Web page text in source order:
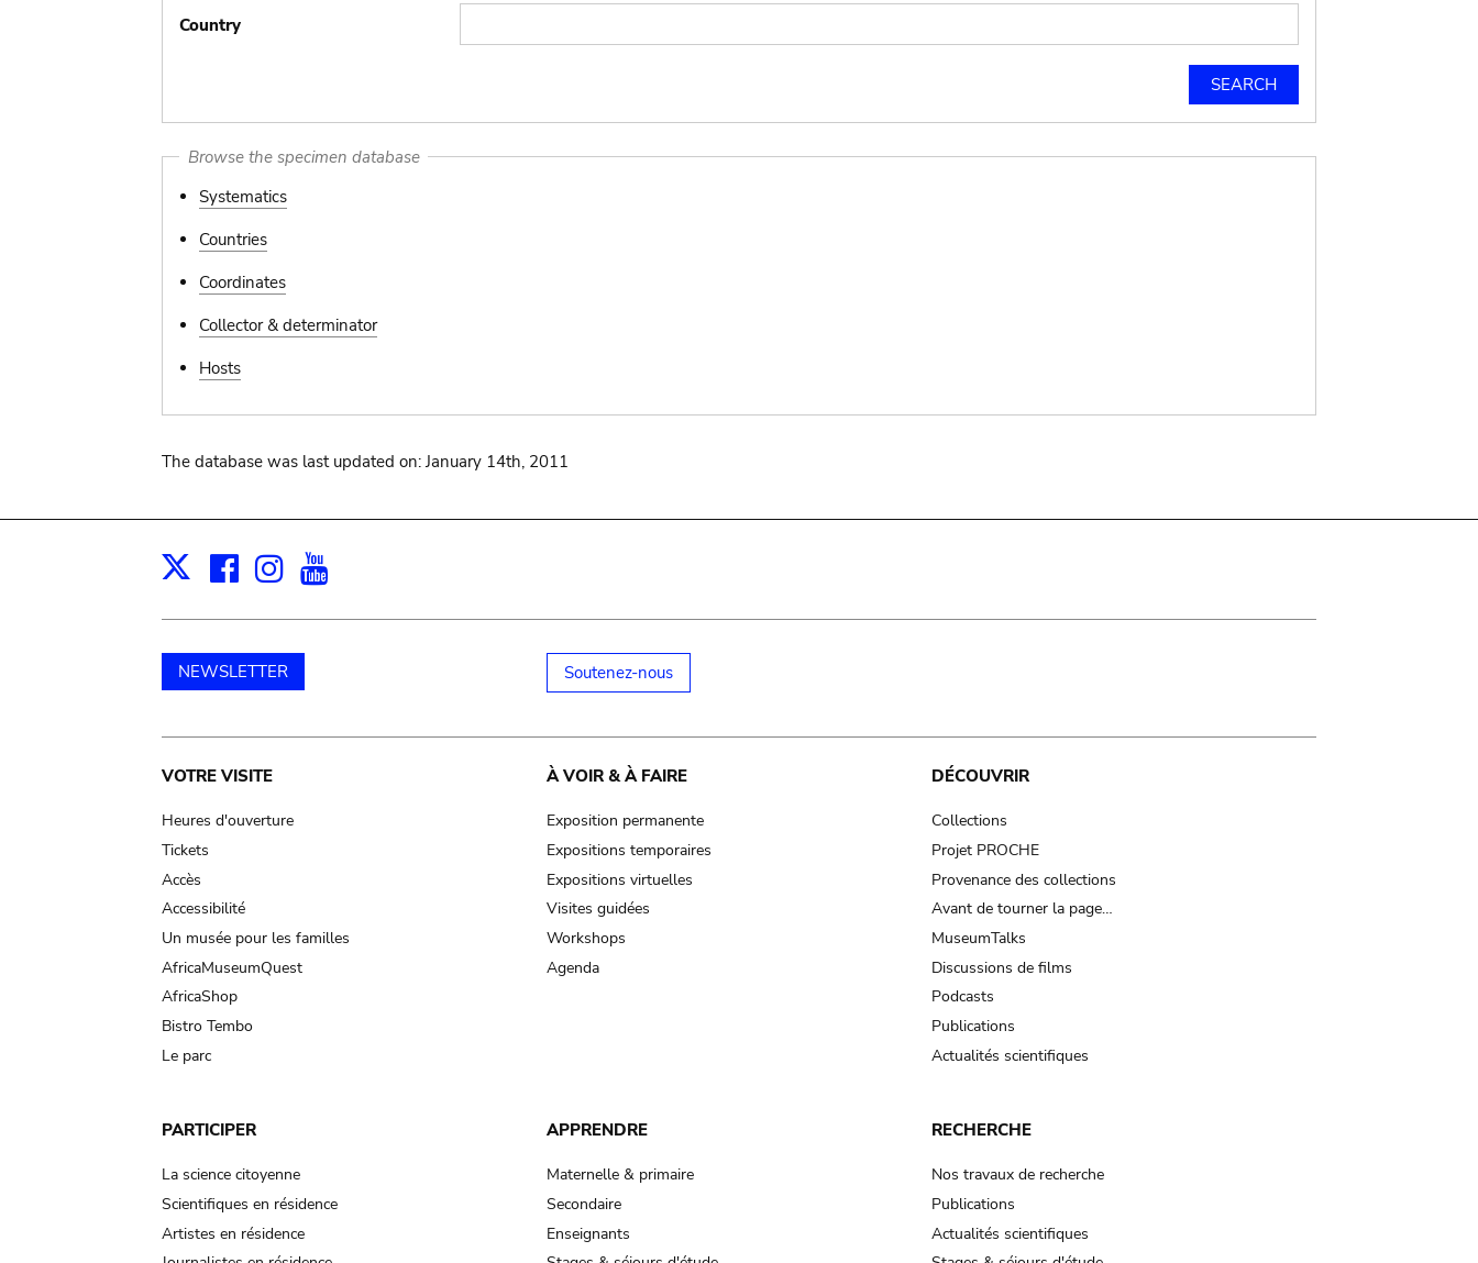
Country
Browse the specimen database
Systematics
Countries
Coordinates
Collector & determinator
Hosts
The database was last updated on: January 14th, 2011
X Facebook
Instagram
NEWSLETTER Soutenez-nous
Main
navigation
VOTRE VISITE
Heures d'ouverture
Tickets
Accès
Accessibilité
Un musée pour les familles
AfricaMuseumQuest
AfricaShop
Bistro Tembo
Le parc
À VOIR & À FAIRE
Exposition permanente
Expositions temporaires
Expositions virtuelles
Visites guidées
Workshops
Agenda
DÉCOUVRIR
Collections
Projet PROCHE
Provenance des collections
Avant de tourner la page…
MuseumTalks
Discussions de films
Podcasts
Publications
Actualités scientifiques
PARTICIPER
La science citoyenne
Scientifiques en résidence
Artistes en résidence
APPRENDRE
Maternelle & primaire
Secondaire
Enseignants
RECHERCHE
Nos travaux de recherche
Publications
Actualités scientifiques